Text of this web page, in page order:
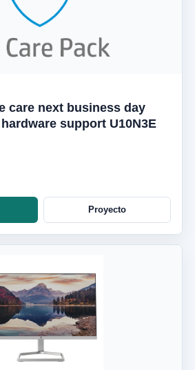
care next business day
support U10N3E
Proyecto